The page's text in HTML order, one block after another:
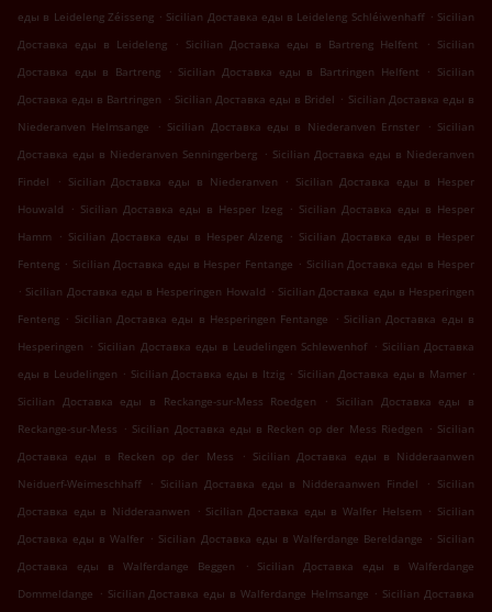
еды в Leideleng Zéisseng . Sicilian Доставка еды в Leideleng Schléiwenhaff . Sicilian
Доставка еды в Leideleng
. Sicilian Доставка еды в Bartreng Helfent . Sicilian
Доставка еды в Bartreng
. Sicilian Доставка еды в Bartringen Helfent . Sicilian
Доставка еды в Bartringen . Sicilian Доставка еды в Bridel . Sicilian Доставка еды в
Niederanven Helmsange
. Sicilian Доставка еды в Niederanven Ernster . Sicilian
Доставка еды в Niederanven Senningerberg . Sicilian Доставка еды в Niederanven
Findel
. Sicilian Доставка еды в Niederanven . Sicilian Доставка еды в Hesper
Houwald
. Sicilian Доставка еды в Hesper Izeg . Sicilian Доставка еды в Hesper
Hamm
. Sicilian Доставка еды в Hesper Alzeng . Sicilian Доставка еды в Hesper
Fenteng . Sicilian Доставка еды в Hesper Fentange . Sicilian Доставка еды в Hesper
. Sicilian Доставка еды в Hesperingen Howald . Sicilian Доставка еды в Hesperingen
Fenteng . Sicilian Доставка еды в Hesperingen Fentange . Sicilian Доставка еды в
Hesperingen . Sicilian Доставка еды в Leudelingen Schlewenhof . Sicilian Доставка
еды в Leudelingen . Sicilian Доставка еды в Itzig . Sicilian Доставка еды в Mamer .
Sicilian Доставка еды в Reckange-sur-Mess Roedgen
.
Sicilian Доставка еды в
Reckange-sur-Mess . Sicilian Доставка еды в Recken op der Mess Riedgen . Sicilian
Доставка еды в Recken op der Mess
. Sicilian Доставка еды в Nidderaanwen
Neiduerf-Weimeschhaff
. Sicilian Доставка еды в Nidderaanwen Findel . Sicilian
Доставка еды в Nidderaanwen
. Sicilian Доставка еды в Walfer Helsem . Sicilian
Доставка еды в Walfer . Sicilian Доставка еды в Walferdange Bereldange . Sicilian
Доставка еды в Walferdange Beggen
.
Sicilian Доставка еды в Walferdange
Dommeldange . Sicilian Доставка еды в Walferdange Helmsange . Sicilian Доставка